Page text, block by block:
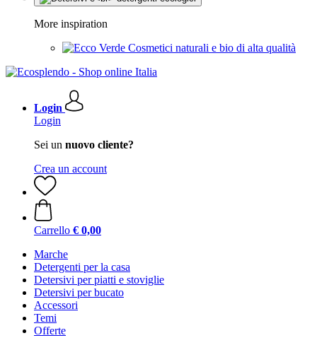
More inspiration
Cosmetici naturali e bio di alta qualità
Login
Login
Sei un nuovo cliente?
Crea un account
Carrello € 0,00
Marche
Detergenti per la casa
Detersivi per piatti e stoviglie
Detersivi per bucato
Accessori
Temi
Offerte